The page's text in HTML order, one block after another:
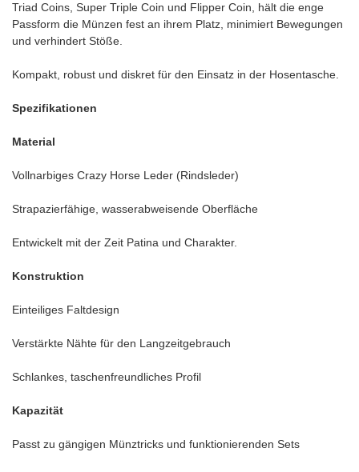
Triad Coins, Super Triple Coin und Flipper Coin, hält die enge
Passform die Münzen fest an ihrem Platz, minimiert Bewegungen
und verhindert Stöße.
Kompakt, robust und diskret für den Einsatz in der Hosentasche.
Spezifikationen
Material
Vollnarbiges Crazy Horse Leder (Rindsleder)
Strapazierfähige, wasserabweisende Oberfläche
Entwickelt mit der Zeit Patina und Charakter.
Konstruktion
Einteiliges Faltdesign
Verstärkte Nähte für den Langzeitgebrauch
Schlankes, taschenfreundliches Profil
Kapazität
Passt zu gängigen Münztricks und funktionierenden Sets